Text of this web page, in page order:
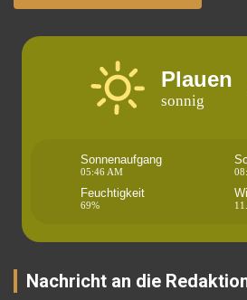
Plauen
sonnig
Sonnenaufgang
05:46 AM
Feuchtigkeit
69%
Nachricht an die